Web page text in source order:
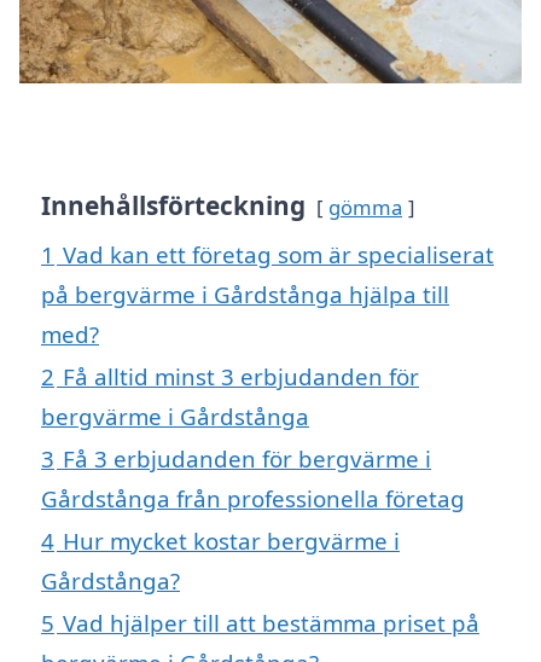
Innehållsförteckning gömma
1 Vad kan ett företag som är specialiserat
på bergvärme i Gårdstånga hjälpa till
med?
2 Få alltid minst 3 erbjudanden för
bergvärme i Gårdstånga
3 Få 3 erbjudanden för bergvärme i
Gårdstånga från professionella företag
4 Hur mycket kostar bergvärme i
Gårdstånga?
5 Vad hjälper till att bestämma priset på